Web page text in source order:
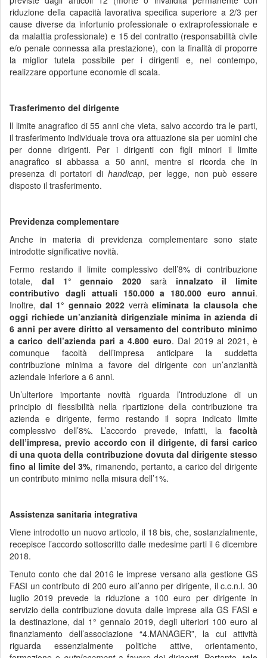
riduzione della capacità lavorativa specifica superiore a 2/3 per
cause diverse da infortunio professionale o extraprofessionale e
da malattia professionale) e 15 del contratto (responsabilità civile
e/o penale connessa alla prestazione), con la finalità di proporre
la miglior tutela possibile per i dirigenti e, nel contempo,
realizzare opportune economie di scala.
Trasferimento del dirigente
ll limite anagrafico di 55 anni che vieta, salvo accordo tra le parti,
il trasferimento individuale trova ora attuazione sia per uomini che
per donne dirigenti. Per i dirigenti con figli minori il limite
anagrafico si abbassa a 50 anni, mentre si ricorda che in
presenza di portatori di handicap, per legge, non può essere
disposto il trasferimento.
Previdenza complementare
Anche in materia di previdenza complementare sono state
introdotte significative novità.
Fermo restando il limite complessivo dell’8% di contribuzione
totale, dal 1° gennaio 2020 sarà innalzato il limite
contributivo dagli attuali 150.000 a 180.000 euro annui.
Inoltre, dal 1° gennaio 2022 verràeliminata la clausola che
oggi richiede un’anzianità dirigenziale minima in azienda di
6 anni per avere diritto al versamento del contributo minimo
a carico dell’azienda pari a 4.800 euro. Dal 2019 al 2021, è
comunque facoltà dell’impresa anticipare la suddetta
contribuzione minima a favore del dirigente con un’anzianità
aziendale inferiore a 6 anni.
Un’ulteriore importante novità riguarda l’introduzione di un
principio di flessibilità nella ripartizione della contribuzione tra
azienda e dirigente, fermo restando il sopra indicato limite
complessivo dell’8%. L’accordo prevede, infatti, la facoltà
dell’impresa, previo accordo con il dirigente, di farsi carico
di una quota della contribuzione dovuta dal dirigente stesso
fino al limite del 3%, rimanendo, pertanto, a carico del dirigente
un contributo minimo nella misura dell’1%.
Assistenza sanitaria integrativa
Viene introdotto un nuovo articolo, il 18 bis, che, sostanzialmente,
recepisce l’accordo sottoscritto dalle medesime parti il 6 dicembre
2018.
Tenuto conto che dal 2016 le imprese versano alla gestione GS
FASI un contributo di 200 euro all’anno per dirigente, il c.c.n.l. 30
luglio 2019 prevede la riduzione a 100 euro per dirigente in
servizio della contribuzione dovuta dalle imprese alla GS FASI e
la destinazione, dal 1° gennaio 2019, degli ulteriori 100 euro al
finanziamento dell’associazione “4.MANAGER”, la cui attività
riguarda essenzialmente politiche attive, orientamento,